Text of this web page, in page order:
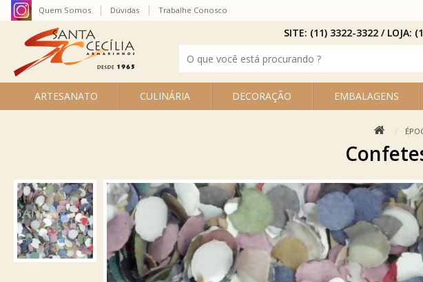
ARTESANATO CULINÁRIA DECORAÇÃO EMBALAGENS
Quem Somos Dúvidas Trabalhe Conosco
SITE: (11) 3322-3322 / LOJA: